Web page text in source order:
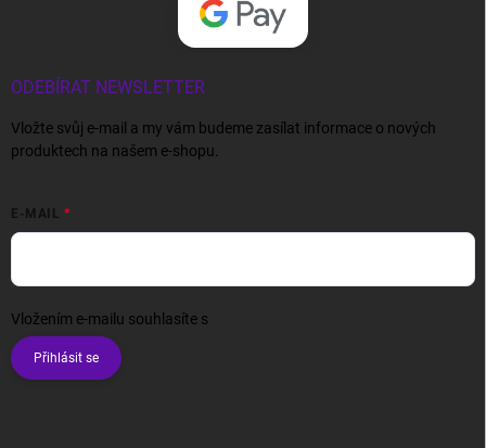
ODEBÍRAT NEWSLETTER
Vložte svůj e-mail a my vám budeme zasílat informace o nových
produktech na našem e-shopu.
E-MAIL
Vložením e-mailu souhlasíte s
Přihlásit se